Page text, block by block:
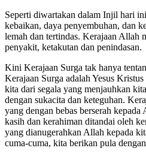
Seperti diwartakan dalam Injil hari
kebaikan, daya penyembuhan, dan
lemah dan tertindas. Kerajaan Allah
penyakit, ketakutan dan penindasan.
Kini Kerajaan Surga tak hanya
Kerajaan Surga adalah Yesus
kita dari segala yang menjauhkan
dengan sukacita dan keteguhan.
yang dengan bebas berserah
kasih dan kerahiman ditandai oleh
yang dianugerahkan Allah kepada
cuma-cuma, kita berikan pula